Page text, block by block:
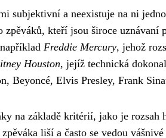
subjektivní a neexistuje na ni
kteří jsou široce
Freddie Mercury, jehož
Houston, jejíž technická
Beyoncé, Elvis Presley, Frank
na základě kritérií, jako je rozsah
liší a často se vedou